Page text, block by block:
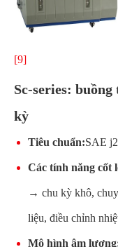
[9]
Sc-series:
kỳ
Tiêu chuẩn:SAE
Các tính năng cốt
→ chu kỳ khô,
liệu, điều chỉnh
Mô hình âm